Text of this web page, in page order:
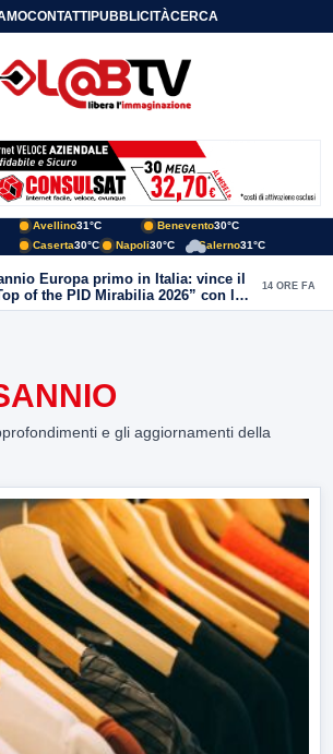
CONTATTIPUBBLICITÀCERCA
Avellino31°C Benevento30°C
Caserta30°C Napoli30°C Salerno31°C
Europa primo in Italia: vince il
of the PID Mirabilia 2026” con la
virtuale nei musei del Sannio
14 ORE FA
e gli aggiornamenti della